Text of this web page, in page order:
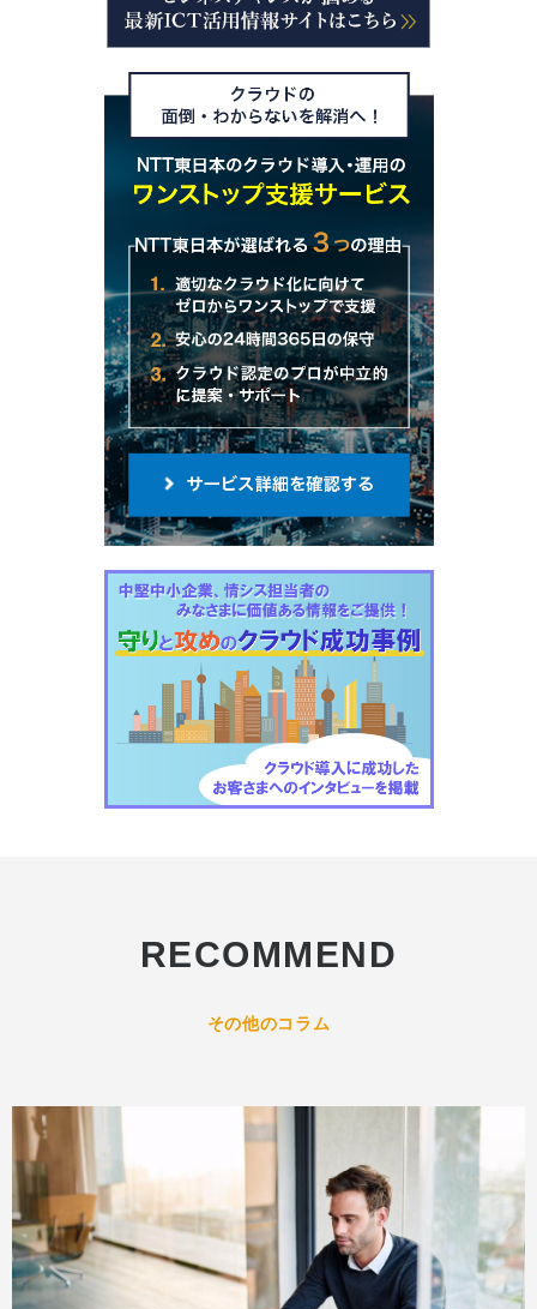
RECOMMEND
その他のコラム